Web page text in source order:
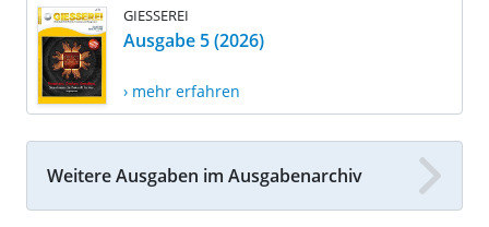
GIESSEREI
Ausgabe 5 (2026)
› mehr erfahren
Weitere Ausgaben im Ausgabenarchiv